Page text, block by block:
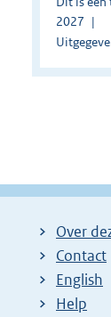
2027
Over
Contact
English
Help